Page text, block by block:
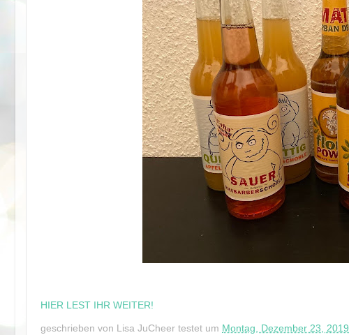
HIER LEST IHR WEITER!
geschrieben von Lisa JuCheer testet um Montag, Dezember 23, 2019